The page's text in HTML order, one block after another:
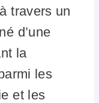
travers un
d’une
la
les
et les